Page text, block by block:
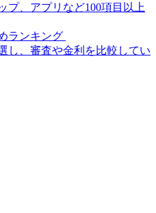
プ、アプリなど100項目以上
ランキング
し、審査や金利を比較してい